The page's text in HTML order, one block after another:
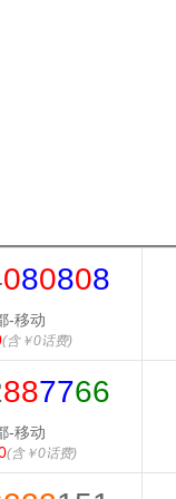
080808
-移动
(含￥0话费)
887766
-移动
(含￥0话费)